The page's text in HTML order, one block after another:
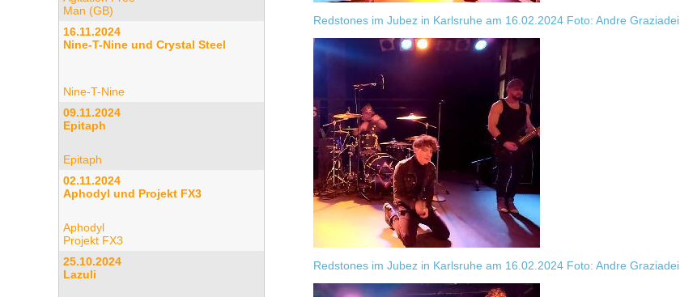
Man (GB)
16.11.2024
Nine-T-Nine und Crystal Steel
Nine-T-Nine
09.11.2024
Epitaph
Epitaph
02.11.2024
Aphodyl und Projekt FX3
Aphodyl
Projekt FX3
25.10.2024
Lazuli
Redstones im Jubez in Karlsruhe am 16.02.2024 Foto: Andre Graziadei
Redstones im Jubez in Karlsruhe am 16.02.2024 Foto: Andre Graziadei